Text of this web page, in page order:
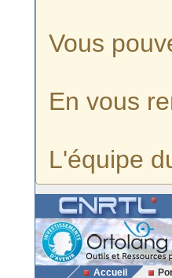
Vous
En vous
L'équipe
Accueil